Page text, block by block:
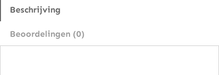
J
Beschrijving
Beoordelingen (0)